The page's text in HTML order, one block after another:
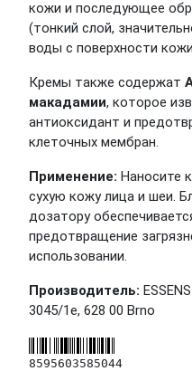
кожи и последующее
(тонкий слой,
воды с поверхности
Кремы также содержат
макадамии, которое
антиоксидант и
клеточных мембран.
Применение: Наносите
сухую кожу лица и шеи.
дозатору
предотвращение
использовании.
Производитель:
3045/1e, 628 00 Brno
8595603585044